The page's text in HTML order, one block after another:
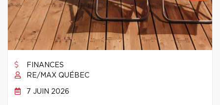
FINANCES
RE/MAX QUÉBEC
7 JUIN 2026